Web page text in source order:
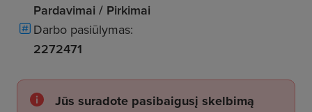
Pardavimai / Pirkimai
Darbo pasiūlymas:
2272471
Jūs suradote pasibaigusį skelbimą